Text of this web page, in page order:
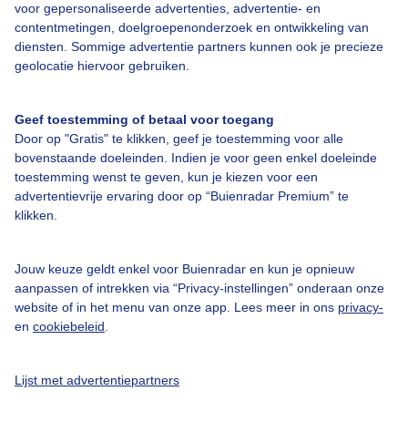
voor gepersonaliseerde advertenties, advertentie- en
contentmetingen, doelgroepenonderzoek en ontwikkeling van
diensten. Sommige advertentie partners kunnen ook je precieze
geolocatie hiervoor gebruiken.
Geef toestemming of betaal voor toegang
Door op "Gratis" te klikken, geef je toestemming voor alle
bovenstaande doeleinden. Indien je voor geen enkel doeleinde
toestemming wenst te geven, kun je kiezen voor een
advertentievrije ervaring door op “Buienradar Premium” te
klikken.
Jouw keuze geldt enkel voor Buienradar en kun je opnieuw
aanpassen of intrekken via “Privacy-instellingen” onderaan onze
website of in het menu van onze app. Lees meer in ons privacy-
en cookiebeleid
Lijst met advertentiepartners
Bedrijfsgegevens
Veelgestelde vragen
Toegankelijkheid
Gebruikersvoorwaarden
Adverteren
Buienradar Team
Cookie beleid
Privacy instellingen
Gratis weerdata
@BuienradarNL